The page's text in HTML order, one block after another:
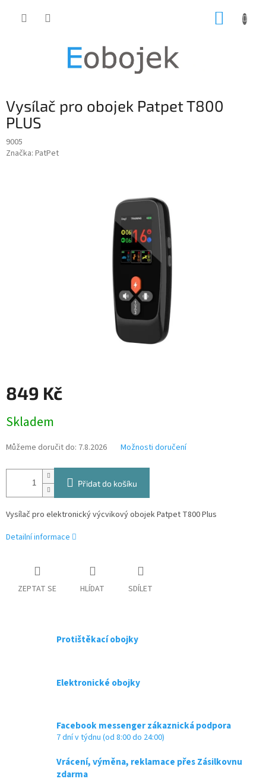
Vysílač pro obojek Patpet T800
PLUS
9005
Značka: PatPet
849 Kč
cena:
Skladem
Můžeme doručit do: 7.8.2026 Možnosti doručení
Přidat do košíku
Vysílač pro elektronický výcvikový obojek Patpet T800 Plus
Detailní informace
ZEPTAT SE HLÍDAT SDÍLET
Protištěkací obojky
Elektronické obojky
Facebook messenger zákaznická podpora
7 dní v týdnu (od 8:00 do 24:00)
Vrácení, výměna, reklamace přes Zásilkovnu
zdarma